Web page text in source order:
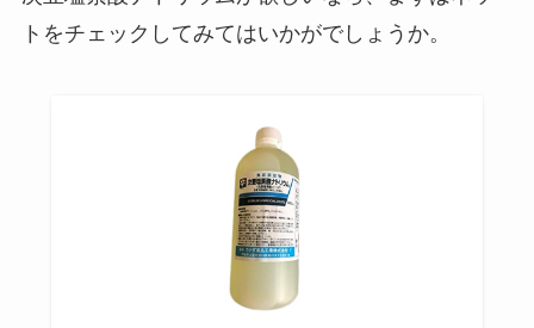
トをチェックしてみてはいかがでしょうか。